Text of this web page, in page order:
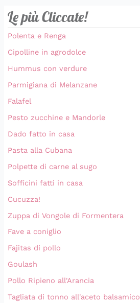
Le più Cliccate!
Polenta e Renga
Cipolline in agrodolce
Hummus con verdure
Parmigiana di Melanzane
Falafel
Pesto zucchine e Mandorle
Dado fatto in casa
Pasta alla Cubana
Polpette di carne al sugo
Sofficini fatti in casa
Cucuzza!
Zuppa di Vongole di Formentera
Fave a coniglio
Fajitas di pollo
Goulash
Pollo Ripieno all'Arancia
Tagliata di tonno all'aceto balsamico